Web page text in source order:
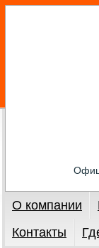
О компании
Контакты